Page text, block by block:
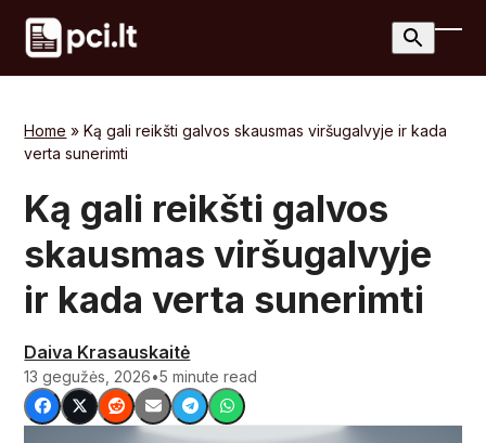
Skip
content
Home »Ką gali reikšti galvos skausmas viršugalvyje ir kada
verta sunerimti
Ką gali reikšti galvos
skausmas viršugalvyje
ir kada verta sunerimti
Daiva Krasauskaitė
13 gegužės, 2026•5 minute read